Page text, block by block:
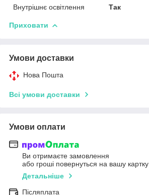
Внутрішнє освітлення
Так
Приховати
Умови доставки
Нова Пошта
Всі умови доставки
Умови оплати
Ви отримаєте замовлення
або гроші повернуться на вашу картку
Детальніше
Післяплата